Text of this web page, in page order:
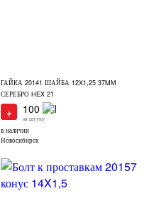
ГАЙКА 20141 ШАЙБА 12X1,25 37MM
СЕРЕБРО HEX 21
+ 100
за штуку
в наличии
Новосибирск